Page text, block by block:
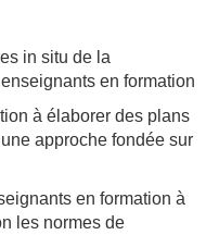
in situ de la
en formation
à élaborer des plans
approche fondée sur
en formation à
les normes de